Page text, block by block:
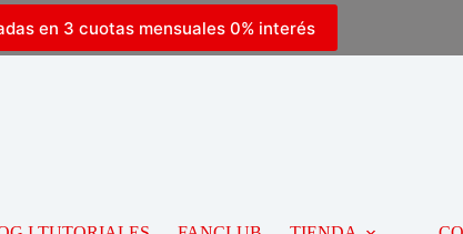
en 3 cuotas mensuales 0% interés